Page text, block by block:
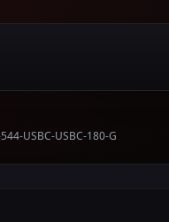
USBC-USBC-180-G